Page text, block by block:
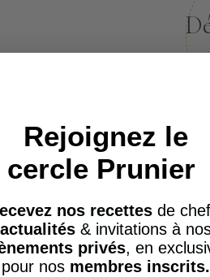
Rejoignez le
cercle Prunier
nos recettes de
actualités& invitations à
privés, en
pour nos membres inscrits.